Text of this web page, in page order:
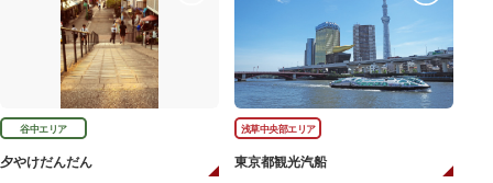
谷中エリア
夕やけだんだん
浅草中央部エリア
東京都観光汽船